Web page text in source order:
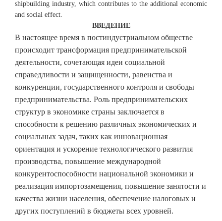
shipbuilding industry, which contributes to the additional economic
and social effect.
ВВЕДЕНИЕ
В настоящее время в постиндустриальном обществе
происходит трансформация предпринимательской
деятельности, сочетающая идеи социальной
справедливости и защищенности, равенства и
конкуренции, государственного контроля и свободы
предпринимательства. Роль предпринимательских
структур в экономике страны заключается в
способности к решению различных экономических и
социальных задач, таких как инновационная
ориентация и ускорение технологического развития
производства, повышение международной
конкурентоспособности национальной экономики и
реализация импортозамещения, повышение занятости и
качества жизни населения, обеспечение налоговых и
других поступлений в бюджеты всех уровней.